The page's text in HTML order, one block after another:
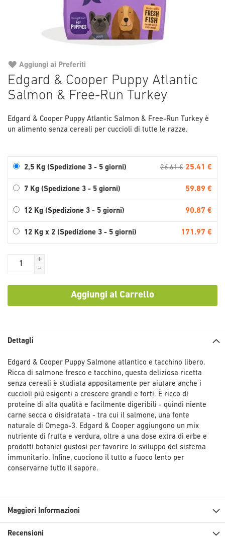
Edgard & Cooper Puppy Atlantic
Salmon & Free-Run Turkey
Edgard & Cooper Puppy Atlantic Salmon & Free-Run Turkey è
un alimento senza cereali per cuccioli di tutte le razze.
2,5 Kg (Spedizione 3 - 5 giorni) 26.61 € 25.41 €
7 Kg (Spedizione 3 - 5 giorni) 59.89 €
12 Kg (Spedizione 3 - 5 giorni) 90.87 €
12 Kg x 2 (Spedizione 3 - 5 giorni) 171.97 €
+
-
Aggiungi al Carrello
Aggiungi ai Preferiti
all'inizio
della
di
immagini
Dettagli
Edgard & Cooper Puppy Salmone atlantico e tacchino libero.
Ricca di salmone fresco e tacchino, questa deliziosa ricetta
senza cereali è studiata appositamente per aiutare anche i
cuccioli più esigenti a crescere grandi e forti. È ricco di
proteine di alta qualità e facilmente digeribili - quindi niente
carne secca o disidratata - tra cui il salmone, una fonte
naturale di Omega-3. Edgard & Cooper aggiungono un mix
nutriente di frutta e verdura, oltre a una dose extra di erbe e
prodotti botanici gustosi per favorire lo sviluppo del sistema
immunitario. Infine, cuociono il tutto a fuoco lento per
conservarne tutto il sapore.
Maggiori Informazioni
Recensioni